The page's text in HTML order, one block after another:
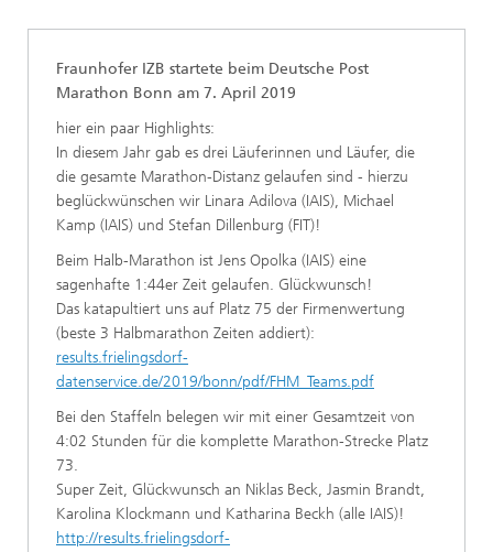
Fraunhofer IZB startete beim Deutsche Post
Marathon Bonn am 7. April 2019
hier ein paar Highlights:
In diesem Jahr gab es drei Läuferinnen und Läufer, die
die gesamte Marathon-Distanz gelaufen sind - hierzu
beglückwünschen wir Linara Adilova (IAIS), Michael
Kamp (IAIS) und Stefan Dillenburg (FIT)!
Beim Halb-Marathon ist Jens Opolka (IAIS) eine
sagenhafte 1:44er Zeit gelaufen. Glückwunsch!
Das katapultiert uns auf Platz 75 der Firmenwertung
(beste 3 Halbmarathon Zeiten addiert):
results.frielingsdorf-
datenservice.de/2019/bonn/pdf/FHM_Teams.pdf
Bei den Staffeln belegen wir mit einer Gesamtzeit von
4:02 Stunden für die komplette Marathon-Strecke Platz
73.
Super Zeit, Glückwunsch an Niklas Beck, Jasmin Brandt,
Karolina Klockmann und Katharina Beckh (alle IAIS)!
http://results.frielingsdorf-